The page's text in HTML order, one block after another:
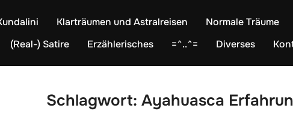
Klarträumen und Astralreisen Normale Träume
(Real-) Satire
Erzählerisches =^..^= Diverses
Schlagwort: Ayahuasca